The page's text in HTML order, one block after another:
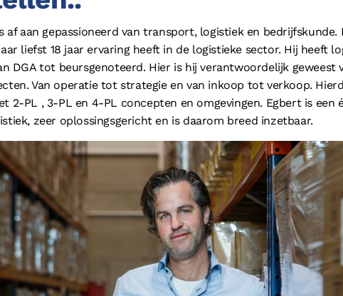
Adviesbureau Privacy Disclaimer Algemene voorwaarden
af aan gepassioneerd van transport, logistiek en bedrijfskunde.
liefst 18 jaar ervaring heeft in de logistieke sector. Hij heeft
DGA tot beursgenoteerd. Hier is hij verantwoordelijk geweest
Van operatie tot strategie en van inkoop tot verkoop.
2-PL , 3-PL en 4-PL concepten en omgevingen. Egbert is een
zeer oplossingsgericht en is daarom breed inzetbaar.